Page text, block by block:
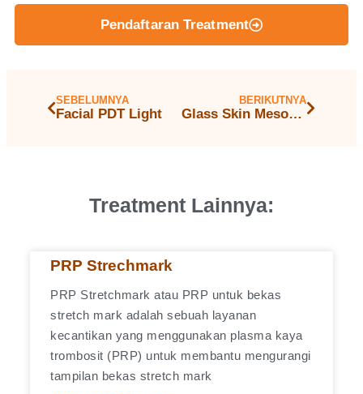
Pendaftaran Treatment
SEBELUMNYA
Facial PDT Light
BERIKUTNYA
Glass Skin Mesotherapy Treatment with Mesogun
Treatment Lainnya:
PRP Strechmark
PRP Stretchmark atau PRP untuk bekas
stretch mark adalah sebuah layanan
kecantikan yang menggunakan plasma kaya
trombosit (PRP) untuk membantu mengurangi
tampilan bekas stretch mark